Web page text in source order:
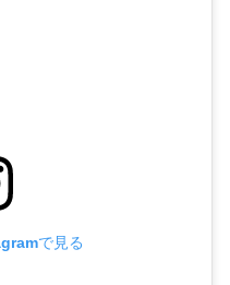
で見る